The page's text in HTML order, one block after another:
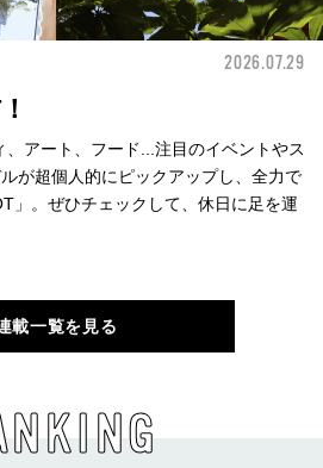
2026.07.29
アート、フード...注目のイベントやス
が超個人的にピックアップし、全力で
」。ぜひチェックして、休日に足を運
載一覧を見る